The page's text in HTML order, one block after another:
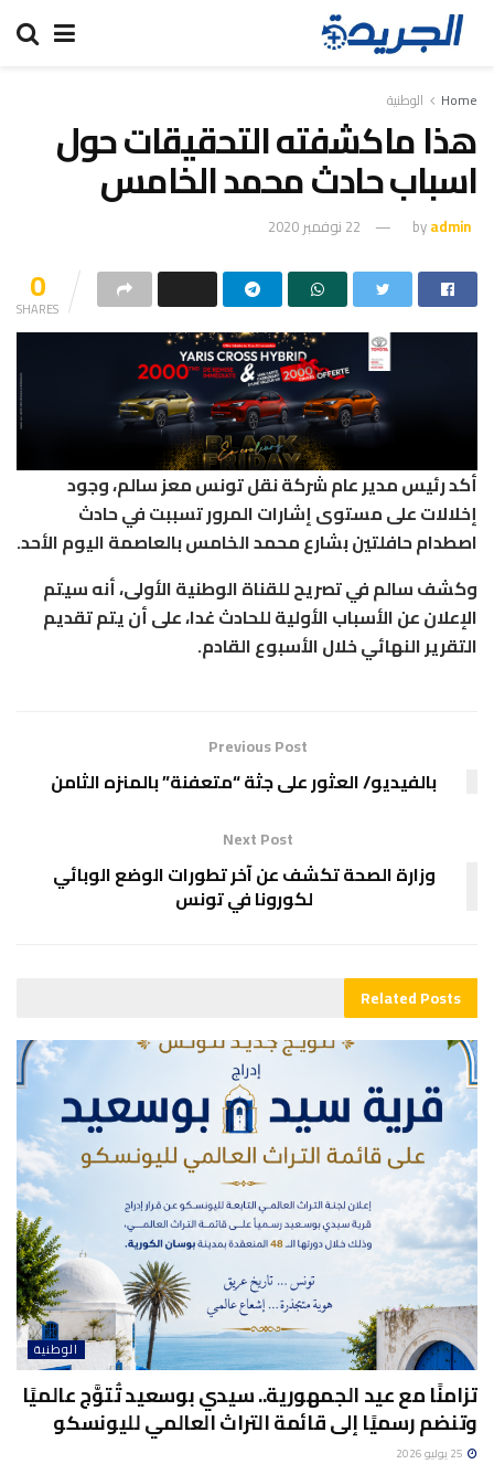
Home الوطنية
هذا ماكشفته التحقيقات حول
اسباب حادث محمد الخامس
byadmin 22 نوفمبر 2020
0
SHARES
أكد رئيس مدير عام شركة نقل تونس معز سالم، وجود
إخلالات على مستوى إشارات المرور تسببت في حادث
اصطدام حافلتين بشارع محمد الخامس بالعاصمة اليوم الأحد.
وكشف سالم في تصريح للقناة الوطنية الأولى، أنه سيتم
الإعلان عن الأسباب الأولية للحادث غدا، على أن يتم تقديم
التقرير النهائي خلال الأسبوع القادم.
Previous Post
بالفيديو/ العثور على جثة “متعفنة” بالمنزه الثامن
Next Post
وزارة الصحة تكشف عن آخر تطورات الوضع الوبائي
لكورونا في تونس
RelatedPosts
الوطنية
تزامنًا مع عيد الجمهورية.. سيدي بوسعيد تُتوَّج عالميًا
وتنضم رسميًا إلى قائمة التراث العالمي لليونسكو